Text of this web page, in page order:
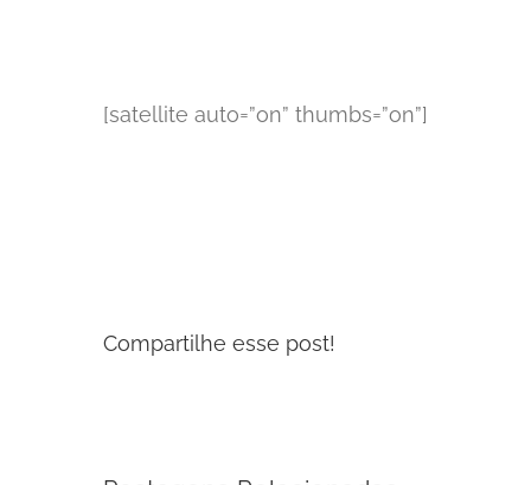
[satellite auto=”on” thumbs=”on”]
Compartilhe esse post!